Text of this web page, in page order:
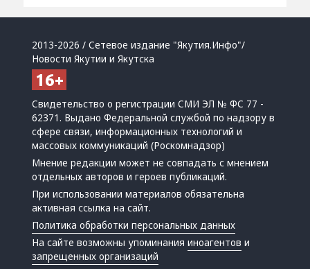
2013-2026 / Сетевое издание "Якутия.Инфо"/
Новости Якутии и Якутска
Свидетельство о регистрации СМИ ЭЛ № ФС 77 -
62371. Выдано Федеральной службой по надзору в
сфере связи, информационных технологий и
массовых коммуникаций (Роскомнадзор)
Мнение редакции может не совпадать с мнением
отдельных авторов и героев публикаций.
При использовании материалов обязательна
активная ссылка на сайт.
Политика обработки персональных данных
На сайте возможны упоминанияиноагентов и
запрещенных организаций